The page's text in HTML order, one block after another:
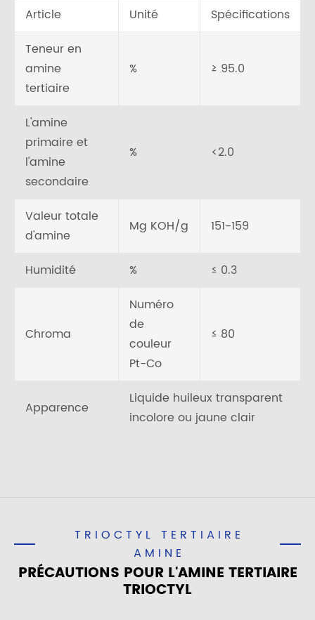
Article Unité
Spécifications
Teneur en
amine
tertiaire
% ≥ 95.0
L'amine
primaire et
l'amine
secondaire
% <2.0
Valeur totale
d'amine
Mg KOH/g 151-159
Humidité % ≤ 0.3
Chroma
Numéro
de
couleur
Pt-Co
≤ 80
Apparence
Liquide huileux transparent
incolore ou jaune clair
TRIOCTYL TERTIAIRE
AMINE
PRÉCAUTIONS POUR L'AMINE TERTIAIRE
TRIOCTYL